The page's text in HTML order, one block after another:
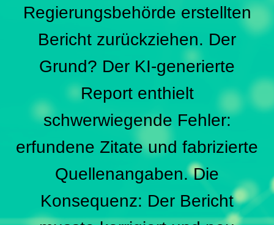
Regierungsbehörde erstellten
Bericht zurückziehen. Der
Grund? Der KI-generierte
Report enthielt
schwerwiegende Fehler:
erfundene Zitate und fabrizierte
Quellenangaben. Die
Konsequenz: Der Bericht